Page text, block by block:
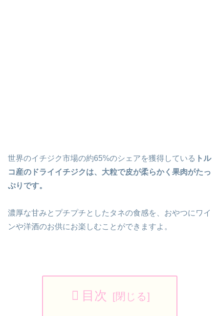
世界のイチジク市場の約65%のシェアを獲得している トル
コ産のドライイチジクは、大粒で皮が柔らかく果肉がたっ
ぷりです。
濃厚な甘みとプチプチとしたタネの食感を、おやつにワイ
ンや洋酒のお供にお楽しむことができますよ。
目次